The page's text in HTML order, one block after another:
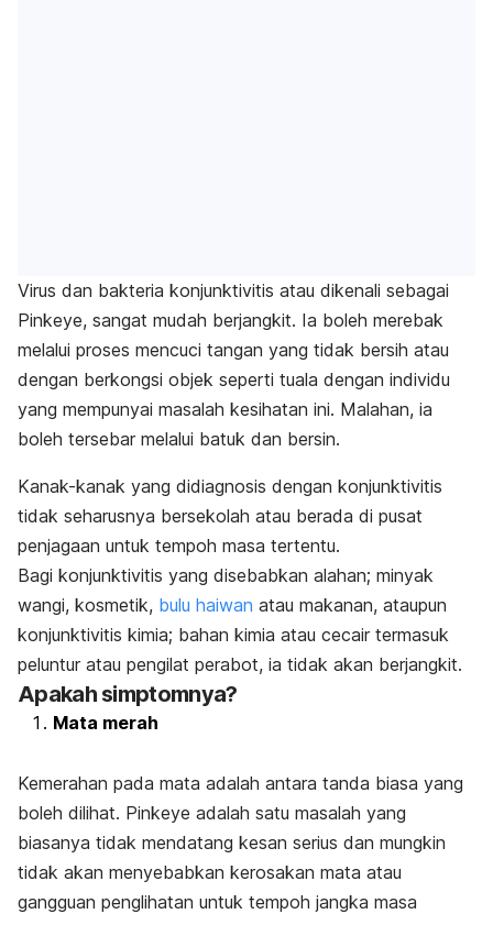
Virus dan bakteria konjunktivitis atau dikenali sebagai
Pinkeye, sangat mudah berjangkit. Ia boleh merebak
melalui proses mencuci tangan yang tidak bersih atau
dengan berkongsi objek seperti tuala dengan individu
yang mempunyai masalah kesihatan ini. Malahan, ia
boleh tersebar melalui batuk dan bersin.
Kanak-kanak yang didiagnosis dengan konjunktivitis
tidak seharusnya bersekolah atau berada di pusat
penjagaan untuk tempoh masa tertentu.
Bagi konjunktivitis yang disebabkan alahan; minyak
wangi, kosmetik, bulu haiwan atau makanan, ataupun
konjunktivitis kimia; bahan kimia atau cecair termasuk
peluntur atau pengilat perabot, ia tidak akan berjangkit.
Apakah simptomnya?
Mata merah
Kemerahan pada mata adalah antara tanda biasa yang
boleh dilihat. Pinkeye adalah satu masalah yang
biasanya tidak mendatang kesan serius dan mungkin
tidak akan menyebabkan kerosakan mata atau
gangguan penglihatan untuk tempoh jangka masa